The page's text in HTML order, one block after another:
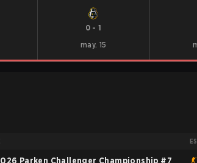
0 -1
may. 15
Parken Challenger Championship #7